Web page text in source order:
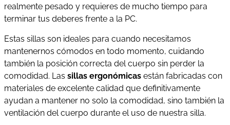
realmente pesado y requieres de mucho tiempo para
terminar tus deberes frente a la PC.
Estas sillas son ideales para cuando necesitamos
mantenernos cómodos en todo momento, cuidando
también la posición correcta del cuerpo sin perder la
comodidad. Las sillas ergonómicas están fabricadas con
materiales de excelente calidad que definitivamente
ayudan a mantener no solo la comodidad, sino también la
ventilación del cuerpo durante el uso de nuestra silla.